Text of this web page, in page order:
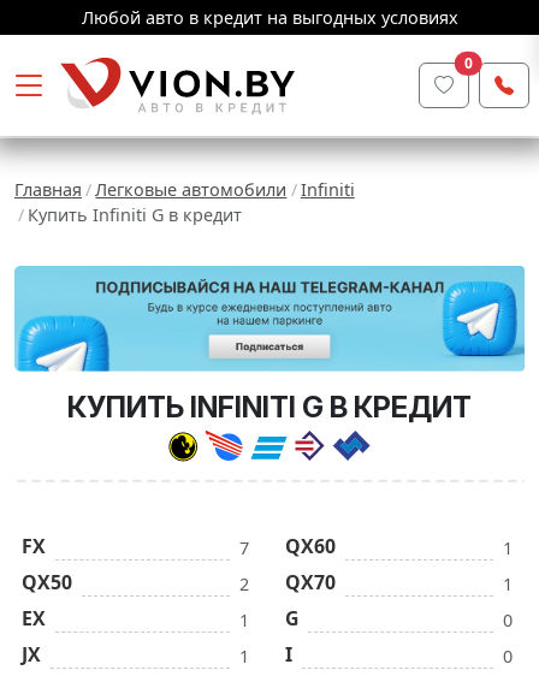
Любой авто в кредит на выгодных условиях
0
Главная Легковые автомобили
Infiniti
Купить Infiniti G в кредит
КУПИТЬ INFINITI G В КРЕДИТ
FX 7
QX50 2
EX 1
JX 1
QX60 1
QX70 1
G 0
I 0